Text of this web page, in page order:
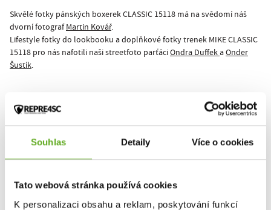
Souhlas Detaily Více o cookies
Tato webová stránka používá cookies
K personalizaci obsahu a reklam, poskytování funkcí
Skvělé fotky pánských boxerek CLASSIC 15118 má na svědomí náš
dvorní fotografMartin Kovář.
Lifestyle fotky do lookbooku a doplňkové fotky trenek MIKE CLASSIC
15118 pro nás nafotili naši streetfoto parťáciOndra Duffek aOnder
Šustík.
Tento produkt zatiaľ nikto nehodnotil.
Pre pridanie recenzie je nutné sa prihlásiť.
Ohodnotiť produkt